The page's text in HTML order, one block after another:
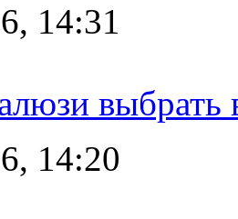
14:31
выбрать
14:20